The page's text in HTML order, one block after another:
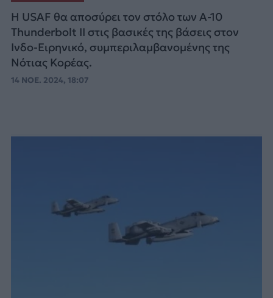
Η USAF θα αποσύρει τον στόλο των A-10
Thunderbolt II στις βασικές της βάσεις στον
Ινδο-Ειρηνικό, συμπεριλαμβανομένης της
Νότιας Κορέας.
14 ΝΟΕ. 2024, 18:07